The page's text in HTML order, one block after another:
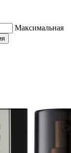
Максимальная